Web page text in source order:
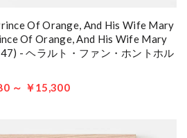
Of Orange, And His Wife Mary
Of Orange, And His Wife Mary
- ヘラルト・ファン・ホントホル
～ ￥15,300